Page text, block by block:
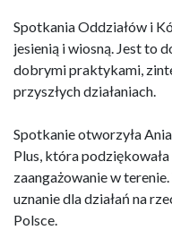
Spotkania Oddziałów i
jesienią i wiosną. Jest to
dobrymi praktykami,
przyszłych działaniach.
Spotkanie otworzyła
Plus, która
zaangażowanie w
uznanie dla działań na
Polsce.